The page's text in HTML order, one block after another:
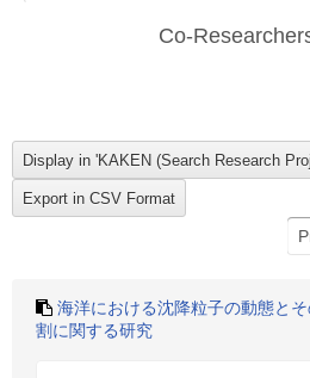
Co-
海洋における沈降粒子の動態と
割に関する研究